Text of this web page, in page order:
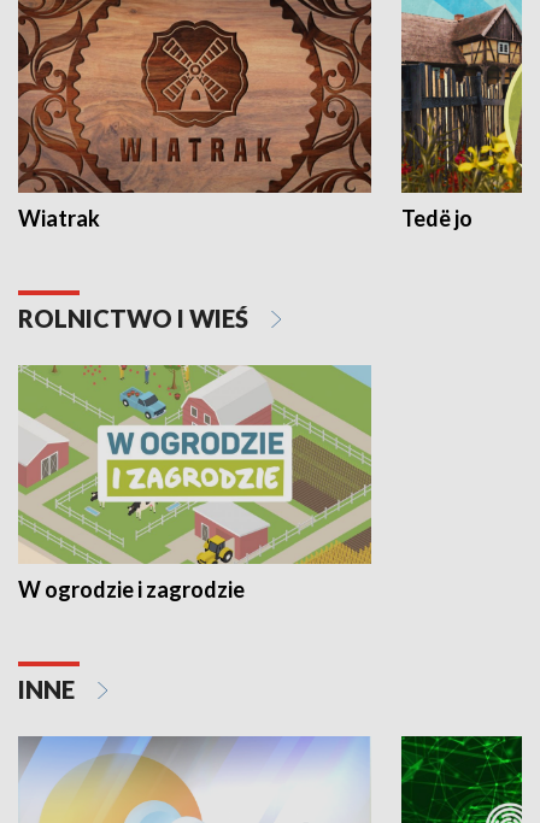
Wiatrak Tedë jo
ROLNICTWO I WIEŚ
W ogrodzie i zagrodzie
INNE